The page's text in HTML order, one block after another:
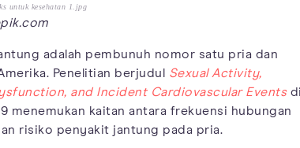
untuk kesehatan 1.jpg
adalah pembunuh nomor satu pria dan
Penelitian berjudul Sexual Activity,
and Incident Cardiovascular Events
menemukan kaitan antara frekuensi hubungan
risiko penyakit jantung pada pria.